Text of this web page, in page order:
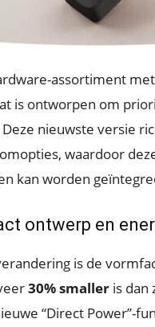
assortiment
is ontworpen om
nieuwste versie
waardoor
kan worden
ontwerp en
is de
30% smaller is dan
“Direct Power”-